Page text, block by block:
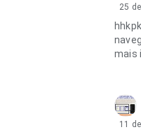
25
mais
11